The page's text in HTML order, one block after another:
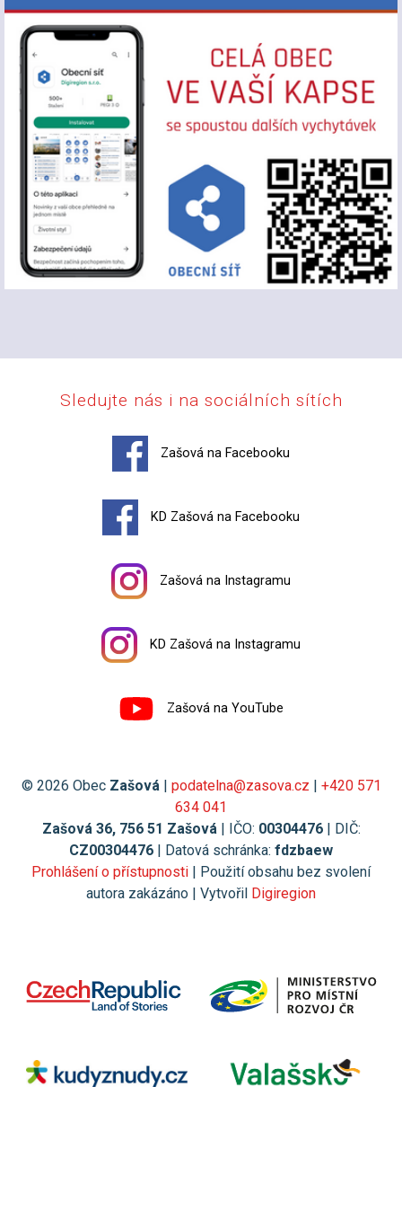
Sledujte nás i na sociálních sítích
Zašová na Facebooku
KD Zašová na Facebooku
Zašová na Instagramu
KD Zašová na Instagramu
Zašová na YouTube
© 2026 Obec Zašová | podatelna@zasova.cz | +420 571
634 041
Zašová 36, 756 51 Zašová | IČO: 00304476| DIČ:
CZ00304476 | Datová schránka: fdzbaew
Prohlášení o přístupnosti | Použití obsahu bez svolení
autora zakázáno | Vytvořil Digiregion